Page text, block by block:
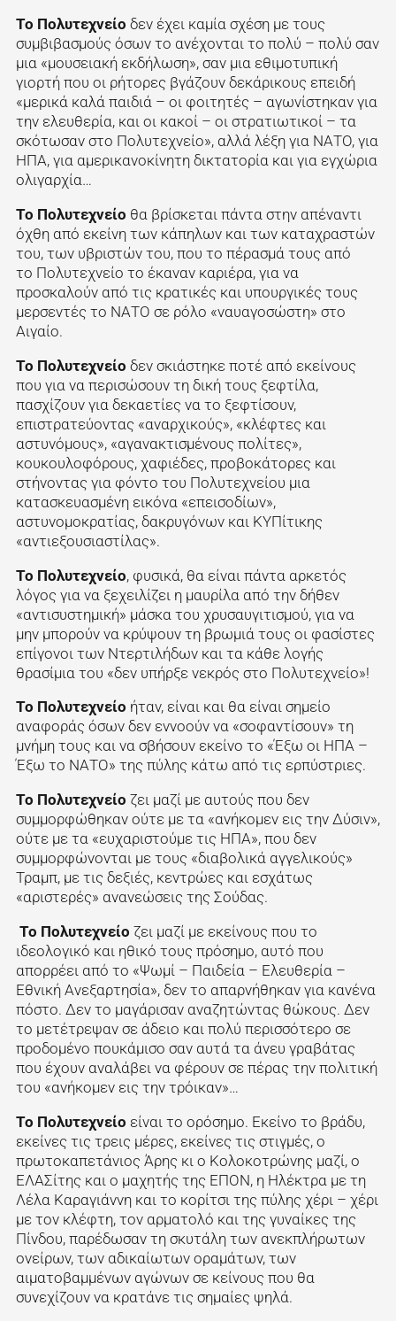
Το Πολυτεχνείο δεν έχει καμία σχέση με τους
συμβιβασμούς όσων το ανέχονται το πολύ – πολύ σαν
μια «μουσειακή εκδήλωση», σαν μια εθιμοτυπική
γιορτή που οι ρήτορες βγάζουν δεκάρικους επειδή
«μερικά καλά παιδιά – οι φοιτητές – αγωνίστηκαν για
την ελευθερία, και οι κακοί – οι στρατιωτικοί – τα
σκότωσαν στο Πολυτεχνείο», αλλά λέξη για ΝΑΤΟ, για
ΗΠΑ, για αμερικανοκίνητη δικτατορία και για εγχώρια
ολιγαρχία…
Το Πολυτεχνείο θα βρίσκεται πάντα στην απέναντι
όχθη από εκείνη των κάπηλων και των καταχραστών
του, των υβριστών του, που το πέρασμά τους από
το Πολυτεχνείο το έκαναν καριέρα, για να
προσκαλούν από τις κρατικές και υπουργικές τους
μερσεντές το ΝΑΤΟ σε ρόλο «ναυαγοσώστη» στο
Αιγαίο.
Το Πολυτεχνείο δεν σκιάστηκε ποτέ από εκείνους
που για να περισώσουν τη δική τους ξεφτίλα,
πασχίζουν για δεκαετίες να το ξεφτίσουν,
επιστρατεύοντας «αναρχικούς», «κλέφτες και
αστυνόμους», «αγανακτισμένους πολίτες»,
κουκουλοφόρους, χαφιέδες, προβοκάτορες και
στήνοντας για φόντο του Πολυτεχνείου μια
κατασκευασμένη εικόνα «επεισοδίων»,
αστυνομοκρατίας, δακρυγόνων και ΚΥΠίτικης
«αντιεξουσιαστίλας».
Το Πολυτεχνείο, φυσικά, θα είναι πάντα αρκετός
λόγος για να ξεχειλίζει η μαυρίλα από την δήθεν
«αντισυστημική» μάσκα του χρυσαυγιτισμού, για να
μην μπορούν να κρύψουν τη βρωμιά τους οι φασίστες
επίγονοι των Ντερτιλήδων και τα κάθε λογής
θρασίμια του «δεν υπήρξε νεκρός στο Πολυτεχνείο»!
Το Πολυτεχνείο ήταν, είναι και θα είναι σημείο
αναφοράς όσων δεν εννοούν να «σοφαντίσουν» τη
μνήμη τους και να σβήσουν εκείνο το «Έξω οι ΗΠΑ –
Έξω το ΝΑΤΟ» της πύλης κάτω από τις ερπύστριες.
Το Πολυτεχνείο ζει μαζί με αυτούς που δεν
συμμορφώθηκαν ούτε με τα «ανήκομεν εις την Δύσιν»,
ούτε με τα «ευχαριστούμε τις ΗΠΑ», που δεν
συμμορφώνονται με τους «διαβολικά αγγελικούς»
Τραμπ, με τις δεξιές, κεντρώες και εσχάτως
«αριστερές» ανανεώσεις της Σούδας.
Το Πολυτεχνείο ζει μαζί με εκείνους που το
ιδεολογικό και ηθικό τους πρόσημο, αυτό που
απορρέει από το «Ψωμί – Παιδεία – Ελευθερία –
Εθνική Ανεξαρτησία», δεν το απαρνήθηκαν για κανένα
πόστο. Δεν το μαγάρισαν αναζητώντας θώκους. Δεν
το μετέτρεψαν σε άδειο και πολύ περισσότερο σε
προδομένο πουκάμισο σαν αυτά τα άνευ γραβάτας
που έχουν αναλάβει να φέρουν σε πέρας την πολιτική
του «ανήκομεν εις την τρόικαν»…
Το Πολυτεχνείο είναι το ορόσημο. Εκείνο το βράδυ,
εκείνες τις τρεις μέρες, εκείνες τις στιγμές, ο
πρωτοκαπετάνιος Άρης κι ο Κολοκοτρώνης μαζί, ο
ΕΛΑΣίτης και ο μαχητής της ΕΠΟΝ, η Ηλέκτρα με τη
Λέλα Καραγιάννη και το κορίτσι της πύλης χέρι – χέρι
με τον κλέφτη, τον αρματολό και της γυναίκες της
Πίνδου, παρέδωσαν τη σκυτάλη των ανεκπλήρωτων
ονείρων, των αδικαίωτων οραμάτων, των
αιματοβαμμένων αγώνων σε κείνους που θα
συνεχίζουν να κρατάνε τις σημαίες ψηλά.